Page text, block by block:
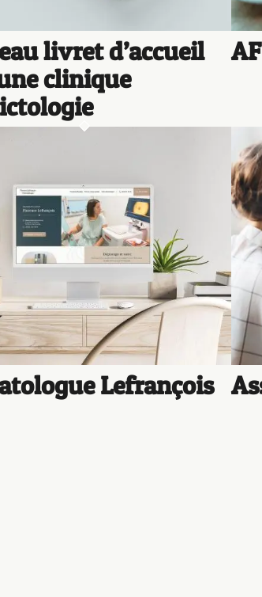
livret d’accueil
clinique
Lefrançois